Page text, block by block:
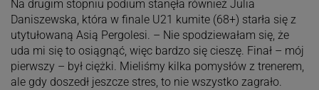
Na drugim stopniu podium stanęła również Julia
Daniszewska, która w finale U21 kumite (68+) starła się z
utytułowaną Asią Pergolesi. – Nie spodziewałam się, że
uda mi się to osiągnąć, więc bardzo się cieszę. Finał – mój
pierwszy – był ciężki. Mieliśmy kilka pomysłów z trenerem,
ale gdy doszedł jeszcze stres, to nie wszystko zagrało.